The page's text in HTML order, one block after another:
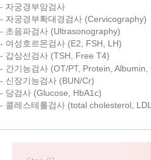
- 자궁경부암검사
- 자궁경부확대경검사 (Cervicography)
- 초음파검사 (Ultrasonography)
- 여성호르몬검사 (E2, FSH, LH)
- 갑상선검사 (TSH, Free T4)
- 간기능검사 (OT/PT, Protein, Albumin,
- 신장기능검사 (BUN/Cr)
- 당검사 (Glucose, HbA1c)
- 콜레스테롤검사 (total cholesterol,